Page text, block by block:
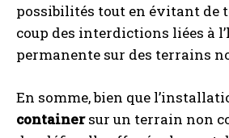
possibilités tout en évitant de
coup des interdictions liées à
permanente sur des terrains
En somme, bien que
containersur un terrain non